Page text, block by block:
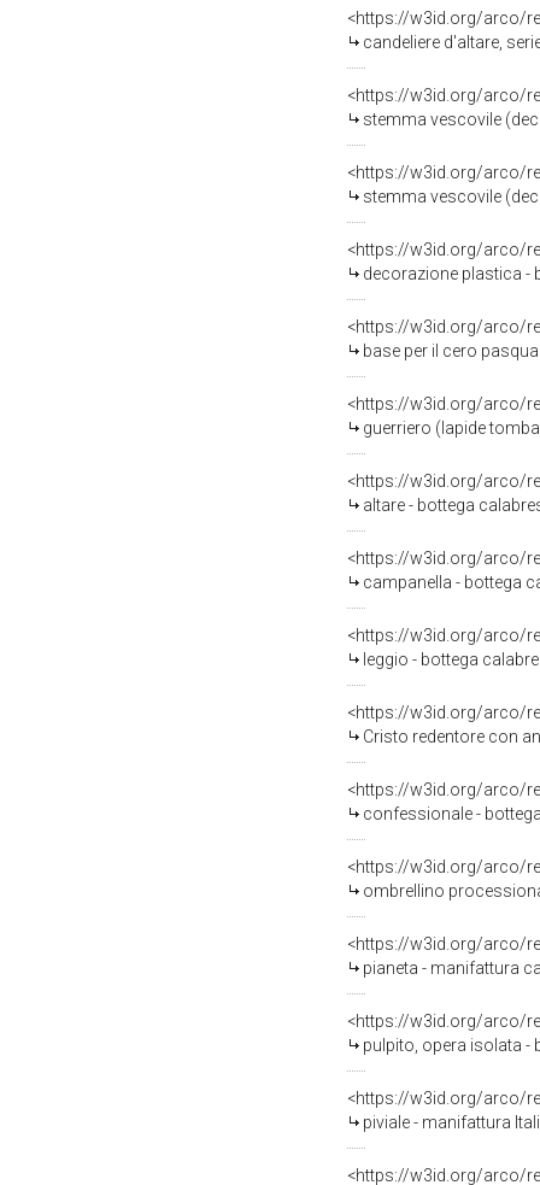
<https://w3id.org/arco/
candeliere d'altare,
<https://w3id.org/arco/
stemma vescovile
<https://w3id.org/arco/
stemma vescovile
<https://w3id.org/arco/
decorazione plastica -
<https://w3id.org/arco/
base per il cero
<https://w3id.org/arco/
guerriero (lapide
<https://w3id.org/arco/
altare - bottega
<https://w3id.org/arco/
campanella - bottega
<https://w3id.org/arco/
leggio - bottega
<https://w3id.org/arco/
Cristo redentore con
<https://w3id.org/arco/
confessionale -
<https://w3id.org/arco/
ombrellino
<https://w3id.org/arco/
pianeta - manifattura
<https://w3id.org/arco/
pulpito, opera isolata -
<https://w3id.org/arco/
piviale - manifattura
<https://w3id.org/arco/